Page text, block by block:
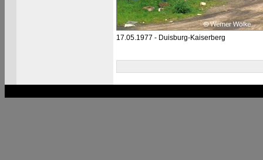
17.05.1977 - Duisburg-Kaiserberg